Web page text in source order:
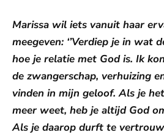
Marissa wil iets vanuit haar
meegeven: ‘’Verdiep je in wat
hoe je relatie met God is. Ik
de zwangerschap, verhuizing
vinden in mijn geloof. Als je
meer weet, heb je altijd God
Als je daarop durft te